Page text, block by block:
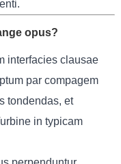
opus?
interfacies clausae
par compagem
tondendas, et
in typicam